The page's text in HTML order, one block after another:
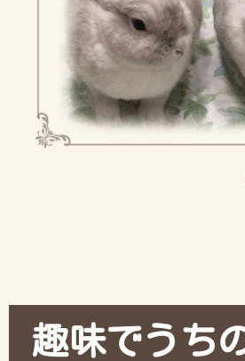
趣味でうち